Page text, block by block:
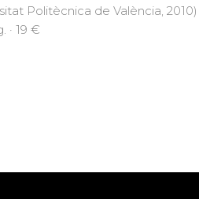
Politècnica de València, 2010)
· 19 €